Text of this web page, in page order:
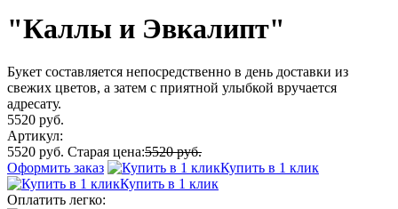
"Каллы и Эвкалипт"
Букет составляется непосредственно в день доставки из
свежих цветов, а затем с приятной улыбкой вручается
адресату.
5520 руб.
Артикул:
5520 руб. Старая цена:5520 руб.
Оформить заказ
Купить в 1 клик
Купить в 1 клик
Оплатить легко: